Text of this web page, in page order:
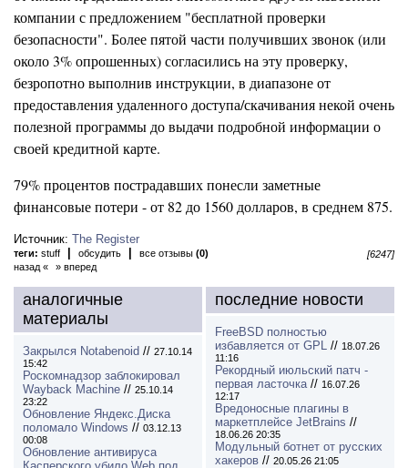
компании с предложением "бесплатной проверки
безопасности". Более пятой части получивших звонок (или
около 3% опрошенных) согласились на эту проверку,
безропотно выполнив инструкции, в диапазоне от
предоставления удаленного доступа/скачивания некой очень
полезной программы до выдачи подробной информации о
своей кредитной карте.
79% процентов пострадавших понесли заметные
финансовые потери - от 82 до 1560 долларов, в среднем 875.
Источник: The Register
теги: stuff обсудить все отзывы (0)
[6247]
назад «
» вперед
аналогичные
материалы
Закрылся Notabenoid // 27.10.14
15:42
Роскомнадзор заблокировал
Wayback Machine // 25.10.14
23:22
Обновление Яндекс.Диска
поломало Windows // 03.12.13
00:08
Обновление антивируса
последние новости
FreeBSD полностью
избавляется от GPL // 18.07.26
11:16
Рекордный июльский патч -
первая ласточка// 16.07.26
12:17
Вредоносные плагины в
маркетплейсе JetBrains //
18.06.26 20:35
Модульный ботнет от русских
хакеров // 20.05.26 21:05